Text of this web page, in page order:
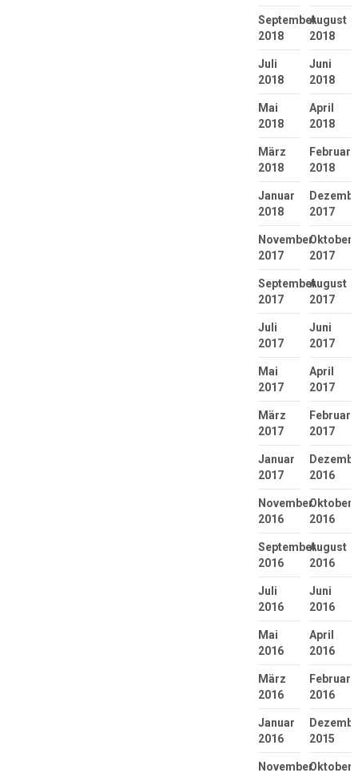
September
2018
August
2018
Juli
2018
Juni
2018
Mai
2018
April
2018
März
2018
Februar
2018
Januar
2018
2017
November
2017
Oktober
2017
September
2017
August
2017
Juli
2017
Juni
2017
Mai
2017
April
2017
März
2017
Februar
2017
Januar
2017
2016
November
2016
Oktober
2016
September
2016
August
2016
Juli
2016
Juni
2016
Mai
2016
April
2016
März
2016
Februar
2016
Januar
2016
2015
NovemberOktober